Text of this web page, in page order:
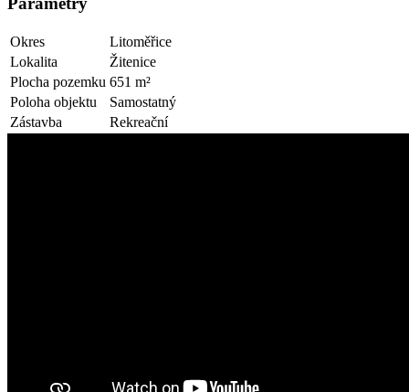
Okres
Litoměřice
Lokalita
Žitenice
Plocha pozemku 651 m²
Poloha objektu
Samostatný
Zástavba
Rekreační